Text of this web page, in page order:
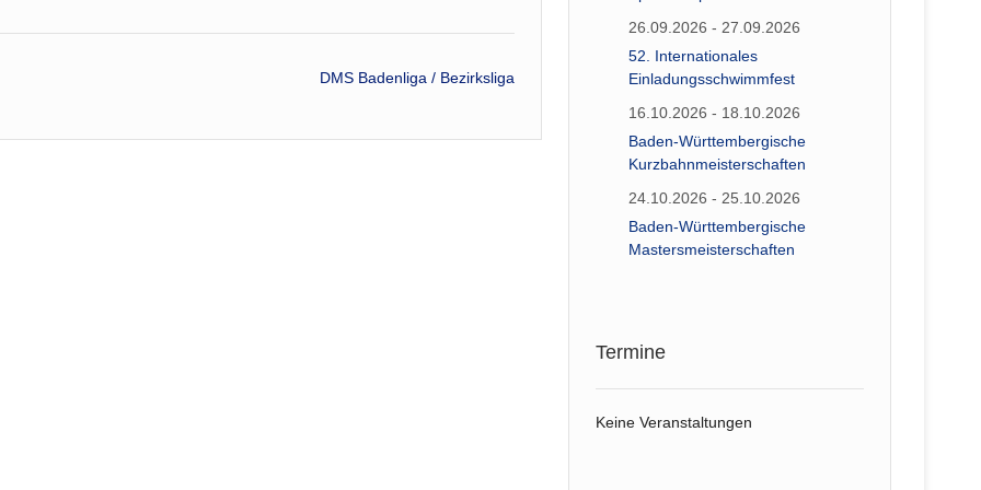
DMS Badenliga / Bezirksliga
26.09.2026 - 27.09.2026
52. Internationales
Einladungsschwimmfest
16.10.2026 - 18.10.2026
Baden-Württembergische
Kurzbahnmeisterschaften
24.10.2026 - 25.10.2026
Baden-Württembergische
Mastersmeisterschaften
Termine
Keine Veranstaltungen